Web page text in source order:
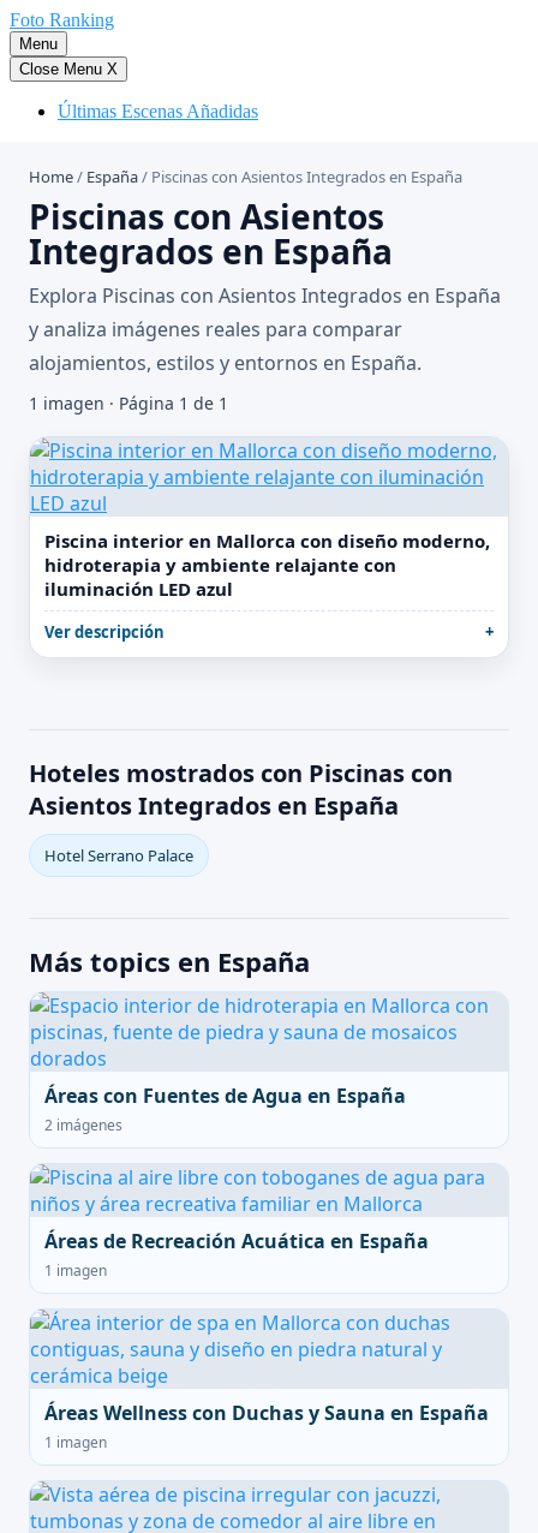
Saltar
al
contenido
Foto Ranking
Menu
Close Menu X
Últimas Escenas Añadidas
Home/ España/ Piscinas con Asientos Integrados en España
Piscinas con Asientos
Integrados en España
Explora Piscinas con Asientos Integrados en España
y analiza imágenes reales para comparar
alojamientos, estilos y entornos en España.
1 imagen · Página 1 de 1
Piscina interior en Mallorca con diseño moderno,
hidroterapia y ambiente relajante con
iluminación LED azul
Ver descripción
Hoteles mostrados con Piscinas con
Asientos Integrados en España
Hotel Serrano Palace
Más topics en España
Áreas con Fuentes de Agua en España
2 imágenes
Áreas de Recreación Acuática en España
1 imagen
Áreas Wellness con Duchas y Sauna en España
1 imagen